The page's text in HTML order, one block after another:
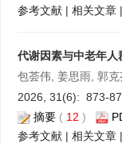
参考文献 | 相关文章 |
代谢因素与中老年
包荟伟, 姜思雨, 郭
2026, 31(6): 873-
摘要 ( 12 )
参考文献 | 相关文章 |